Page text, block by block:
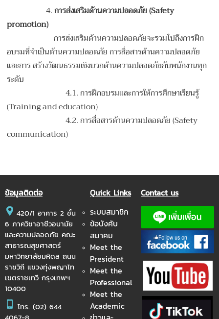
4.การส่งเสริมด้านความปลอดภัย (Safety
promotion)
การส่งเสริมด้านความปลอดภัยจะรวมไปถึงการฝึก
อบรมที่จำเป็นด้านความปลอดภัย การสื่อสารด้านความปลอดภัย
และการ สร้างวัฒนธรรมเชิงบวกด้านความปลอดภัยกับพนักงานทุก
ระดับ
4.1. การฝึกอบรมและการให้การศึกษาเรียนรู้
(Training and education)
4.2. การสื่อสารด้านความปลอดภัย (Safety
communication)
ข้อมูลติดต่อ
420/1 อาคาร 2 ชั้น
6 ภาควิชาอาชีวอนามัย
และความปลอดภัย คณะ
สาธารณสุขศาสตร์
มหาวิทยาลัยมหิดล ถนน
ราชวิถี แขวงทุ่งพญาไท
เขตราชเทวี กรุงเทพฯ
10400
โทร. (02) 644
Quick Links
ระบบสมาชิก
ข้อบังคับ
สมาคม
Meet the
President
Meet the
Professional
Meet the
Academic
Contact us